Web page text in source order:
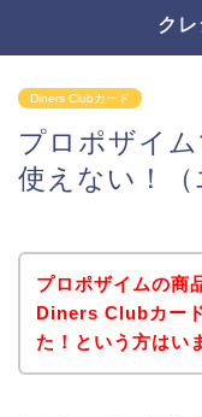
ク
Diners Clubカード
プロポザイ
使えない！（
プロポザイムの商
Diners Clubカー
た！という方はい